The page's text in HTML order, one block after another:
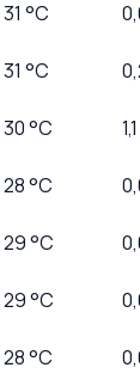
31 °C
31 °C
30°C 1,1
28°C
29°C
29°C
28°C